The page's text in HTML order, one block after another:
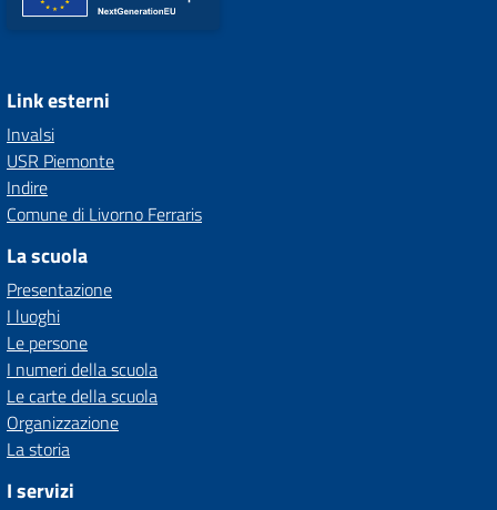
Link esterni
Invalsi
USR Piemonte
Indire
Comune di Livorno Ferraris
La scuola
Presentazione
I luoghi
Le persone
I numeri della scuola
Le carte della scuola
Organizzazione
La storia
I servizi